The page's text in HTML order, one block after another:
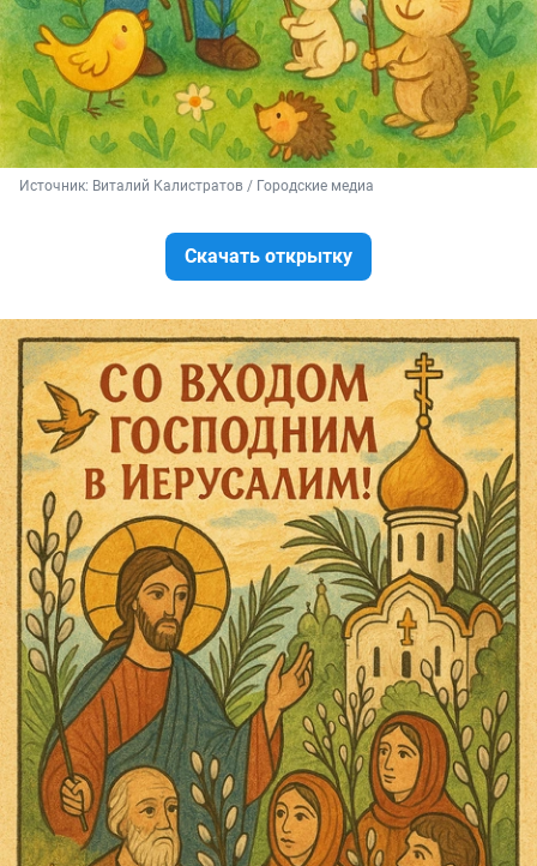
Источник: Виталий Калистратов / Городские медиа
Скачать открытку